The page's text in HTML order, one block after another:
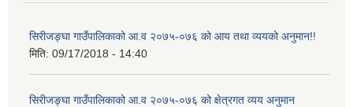
सिरीजङ्घा गाउँपालिकाको आ.व २०७५-०७६ को आय तथा व्ययको अनुमान!!
मिति: 09/17/2018 - 14:40
सिरीजङ्घा गाउँपालिकाको आ.व २०७५-०७६ को क्षेत्रगत व्यय अनुमान